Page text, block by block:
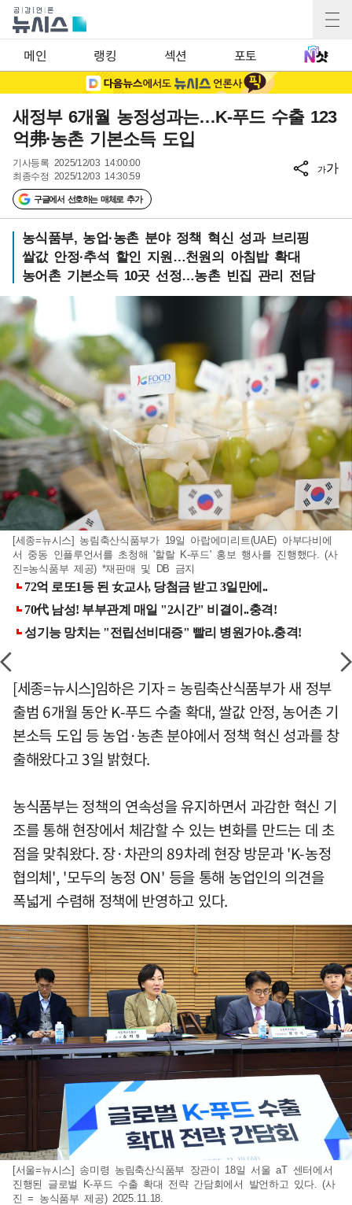
메인 랭킹 섹션 포토
새정부 6개월 농정성과는…K-푸드 수출 123
억弗·농촌 기본소득 도입
기사등록 2025/12/03 14:00:00
최종수정 2025/12/03 14:30:59
구글에서 선호하는 매체로 추가
가가
농식품부, 농업·농촌 분야 정책 혁신 성과 브리핑
쌀값 안정·추석 할인 지원…천원의 아침밥 확대
농어촌 기본소득 10곳 선정…농촌 빈집 관리 전담
[세종=뉴시스] 농림축산식품부가 19일 아랍에미리트(UAE) 아부다비에
서 중동 인플루언서를 초청해 '할랄 K-푸드' 홍보 행사를 진행했다. (사
진=농식품부 제공) *재판매 및 DB 금지
[세종=뉴시스]임하은 기자 = 농림축산식품부가 새 정부
출범 6개월 동안 K-푸드 수출 확대, 쌀값 안정, 농어촌 기
본소득 도입 등 농업·농촌 분야에서 정책 혁신 성과를 창
출해왔다고 3일 밝혔다.
농식품부는 정책의 연속성을 유지하면서 과감한 혁신 기
조를 통해 현장에서 체감할 수 있는 변화를 만드는 데 초
점을 맞춰왔다. 장·차관의 89차례 현장 방문과 'K-농정
협의체', '모두의 농정 ON' 등을 통해 농업인의 의견을
폭넓게 수렴해 정책에 반영하고 있다.
[서울=뉴시스] 송미령 농림축산식품부 장관이 18일 서울 aT 센터에서
진행된 글로벌 K-푸드 수출 확대 전략 간담회에서 발언하고 있다. (사
진 = 농식품부 제공) 2025.11.18.